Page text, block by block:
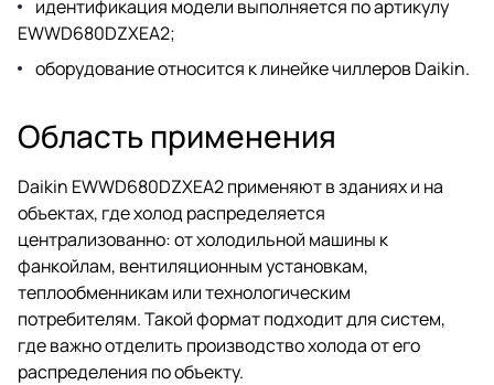
идентификация модели выполняется по артикулу
EWWD680DZXEA2;
оборудование относится к линейке чиллеров Daikin.
Область применения
Daikin EWWD680DZXEA2 применяют в зданиях и на
объектах, где холод распределяется
централизованно: от холодильной машины к
фанкойлам, вентиляционным установкам,
теплообменникам или технологическим
потребителям. Такой формат подходит для систем,
где важно отделить производство холода от его
распределения по объекту.